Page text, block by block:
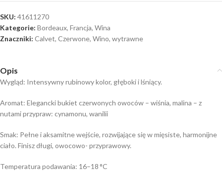
SKU: 41611270
Kategorie: Bordeaux, Francja, Wina
Znaczniki: Calvet, Czerwone, Wino, wytrawne
Opis
Wygląd: Intensywny rubinowy kolor, głęboki i lśniący.
Aromat: Elegancki bukiet czerwonych owoców – wiśnia, malina – z
nutami przypraw: cynamonu, wanilii
Smak: Pełne i aksamitne wejście, rozwijające się w mięsiste, harmonijne
ciało. Finisz długi, owocowo- przyprawowy.
Temperatura podawania: 16–18 °C